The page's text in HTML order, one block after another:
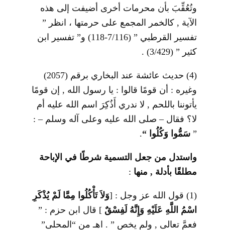
وتُعُقِّبَ بأن محرمات أخرى أضيفت إلى هذه
الآية , كالخمر المجمع على حرمتها ، انظر ”
تفسير القرطبي ” (7/116-118) و” تفسير ابن
كثير ” (3/429) .
(4) حديث عائشة عند البخاري برقم (2057)
وغيره : أن قومًا قالوا : يا رسول الله , إن قومًا
يأتوننا باللحم , لا ندري أَذُكِرَ اسم الله عليه أم
لا؟ فقال – صلى الله عليه وعلى آله وسلم – :
”سَمُّوا وَكُلُوا “.
واستدل من جعل التسمية شرطًا في الإباحة
مطلقًا بأدلة , منها :
(1) قول الله عز وجل : ]وَلاَ تَأْكُلُوا مِمَّا لَمْ يُذْكَرِ
اسْمُ اللَّهِ عَلَيْهِ وَإِنَّهُ لَفِسْقٌ [ قال ابن حزم : ”
فعمَّ تعالى , ولم يخص ” . اهـ من “المحلى”